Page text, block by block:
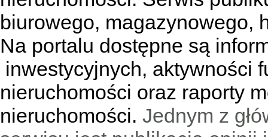
biurowego, magazynowego,
Na portalu dostępne są
inwestycyjnych, aktywności
nieruchomości oraz raporty
nieruchomości. Jednym z